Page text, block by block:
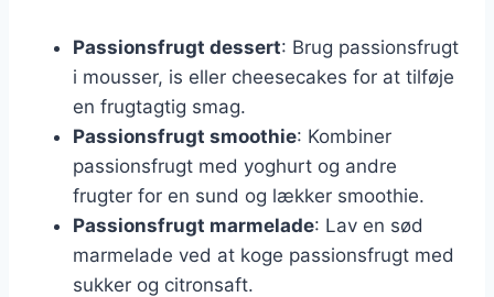
Passionsfrugt dessert: Brug passionsfrugt
i mousser, is eller cheesecakes for at tilføje
en frugtagtig smag.
Passionsfrugt smoothie: Kombiner
passionsfrugt med yoghurt og andre
frugter for en sund og lækker smoothie.
Passionsfrugt marmelade: Lav en sød
marmelade ved at koge passionsfrugt med
sukker og citronsaft.